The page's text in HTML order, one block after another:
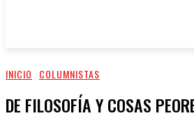
INICIO COLUMNISTAS
DE FILOSOFÍA Y COSAS